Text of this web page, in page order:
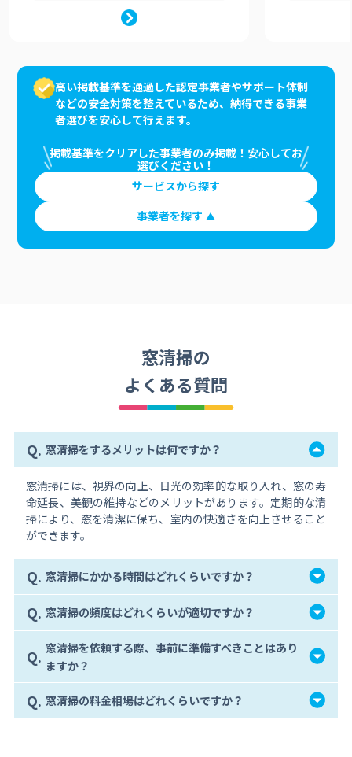
高い掲載基準を通過した認定事業者やサポート体制
などの安全対策を整えているため、納得できる事業
者選びを安心して行えます。
掲載基準をクリアした事業者のみ掲載！安心してお
選びください！
サービスから探す
事業者を探す
窓清掃の
よくある質問
Q. 窓清掃をするメリットは何ですか？
窓清掃には、視界の向上、日光の効率的な取り入れ、窓の寿
命延長、美観の維持などのメリットがあります。定期的な清
掃により、窓を清潔に保ち、室内の快適さを向上させること
ができます。
Q. 窓清掃にかかる時間はどれくらいですか？
Q. 窓清掃の頻度はどれくらいが適切ですか？
Q. 窓清掃を依頼する際、事前に準備すべきことはあり
ますか？
Q. 窓清掃の料金相場はどれくらいですか？